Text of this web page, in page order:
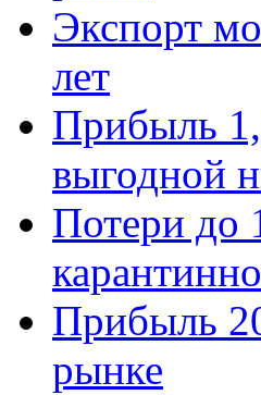
Экспорт
лет
Прибыль
выгодной
Потери до
Прибыль
рынке